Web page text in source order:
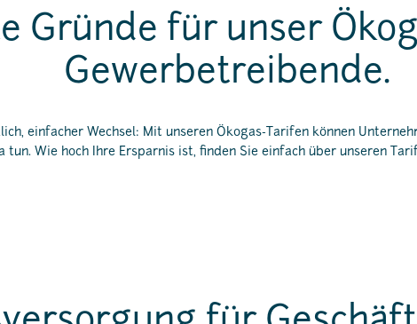
Gründe für unser
Gewerbetreibende.
einfacher Wechsel: Mit unseren Ökogas-Tarifen können
tun. Wie hoch Ihre Ersparnis ist, finden Sie einfach über unseren